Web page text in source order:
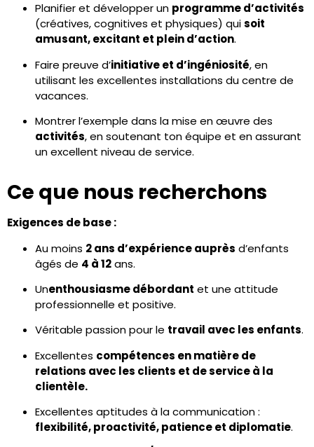
Planifier et développer un programme d’activités
(créatives, cognitives et physiques) quisoit
amusant, excitant et plein d’action.
Faire preuve d’initiative et d’ingéniosité, en
utilisant les excellentes installations du centre de
vacances.
Montrer l’exemple dans la mise en œuvre des
activités, en soutenant ton équipe et en assurant
un excellent niveau de service.
Ce que nous recherchons
Exigences de base :
Au moins 2 ans d’expérience auprès d’enfants
âgés de 4 à 12ans.
Unenthousiasme débordant et une attitude
professionnelle et positive.
Véritable passion pour le travail avec les enfants.
Excellentes compétences en matière de
relations avec les clients et de service à la
clientèle.
Excellentes aptitudes à la communication :
flexibilité, proactivité, patience et diplomatie.